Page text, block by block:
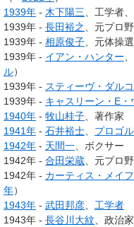
1939年 - 木下陽三 、工学者
1939年 - 長田裕之
、元プロ
1939年 - 相原俊子 、元体操
1939年 - イアン・ハンター
ル）
1939年 - スティーヴ・ダル
1939年 - キャスリーン・E・
1940年 - 牧山桂子 、著作家
1941年 - 石井裕士 プロゴ
1942年 - 天間一 、ボクサー
1942年 - 合田栄蔵 、元プロ
1942年 - カーティス・メイ
年）
1943年 - 武田邦彦
工学者
1943年 - 長谷川大紋 、政治